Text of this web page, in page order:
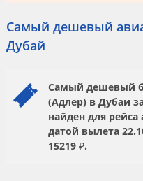
Самый дешевый
Дубай
Самый дешевый
(Адлер) в Дубаи
найден для
датой вылета
15219 ₽.